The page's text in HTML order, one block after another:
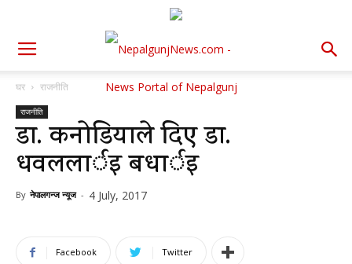
घर राजनीति
राजनीति
डा. कनाेडियाले दिए डा.
धवललार्इ बधार्इ
By नेपालगन्ज न्यूज - 4 July, 2017
Facebook Twitter